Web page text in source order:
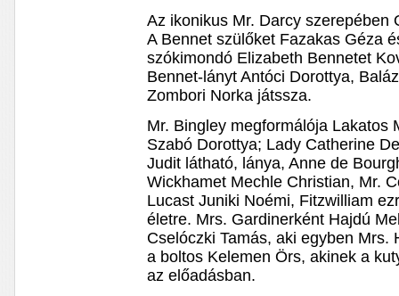
Az ikonikus Mr. Darcy szerepében
A Bennet szülőket Fazakas Géza
szókimondó Elizabeth Bennetet
Bennet-lányt Antóci Dorottya,
Zombori Norka játssza.
Mr. Bingley megformálója Lakatos
Szabó Dorottya; Lady Catherine
Judit látható, lánya, Anne de
Wickhamet Mechle Christian, Mr.
Lucast Juniki Noémi, Fitzwilliam
életre. Mrs. Gardinerként Hajdú
Cselóczki Tamás, aki egyben Mrs.
a boltos Kelemen Örs, akinek a
az előadásban.